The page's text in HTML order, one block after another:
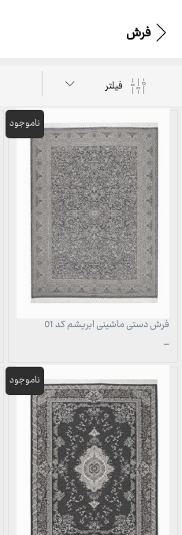
فرش
فیلتر
فرش دستی ماشینی ابریشم کد 01
–محدوده
1,707,000 تومان
49,700,000 تومان